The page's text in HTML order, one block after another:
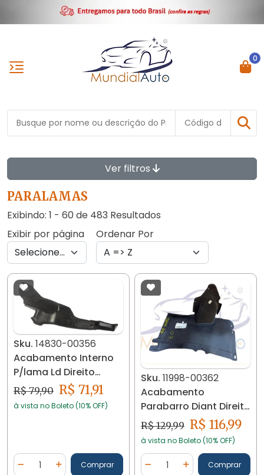
0
Ver filtros
PARALAMAS
Exibindo: 1 - 60 de 483 Resultados
Exibir por página
Ordenar Por
Sku. 14830-00356
Acabamento Interno
P/lama Ld Direito
Corolla 2009/12 14830
R$ 79,90 R$ 71,91
à vista no Boleto (10% OFF)
Diminuir Quantidade
Quantidade
Adicionar Quantidade
Comprar
Sku. 11998-00362
Acabamento
Parabarro Diant Direito
Vw Jetta 07/.. 11998
R$ 129,99 R$ 116,99
à vista no Boleto (10% OFF)
Diminuir Quantidade
Quantidade
AdicionarComprar